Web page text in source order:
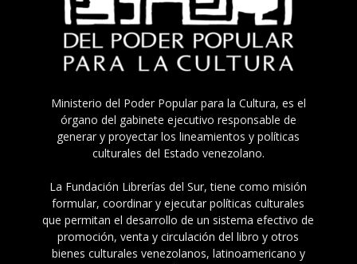
Ministerio del Poder Popular para la Cultura, es el
órgano del gabinete ejecutivo responsable de
generar y proyectar los lineamientos y políticas
culturales del Estado venezolano.
La Fundación Librerías del Sur, tiene como misión
formular, coordinar y ejecutar políticas culturales
que permitan el desarrollo de un sistema efectivo de
promoción, venta y circulación del libro y otros
bienes culturales venezolanos, latinoamericano y